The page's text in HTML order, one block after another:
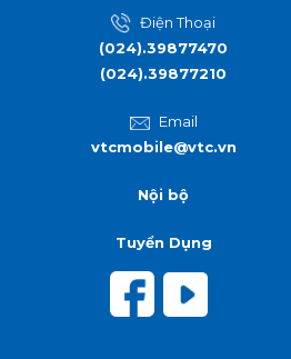
Điện Thoại
(024).39877470
(024).39877210
Email
vtcmobile@vtc.vn
Nội bộ
Tuyển Dụng